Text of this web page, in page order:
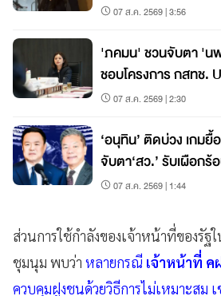
07 ส.ค. 2569 | 3:56
'ภคมน' ชวนจับตา 'น
ชอบโครงการ กสทช.
07 ส.ค. 2569 | 2:30
‘อนุทิน’ ติดบ่วง เกมยื้
จับตา‘สว.’ รับเผือก
07 ส.ค. 2569 | 1:44
ส่วนการใช้กำลังของเจ้าหน้าที่ของรัฐ
ชุมนุม พบว่า หลายกรณี เจ้าหน้าที่ ค
ควบคุมฝูงชนด้วยวิธีการไม่เหมาะสม